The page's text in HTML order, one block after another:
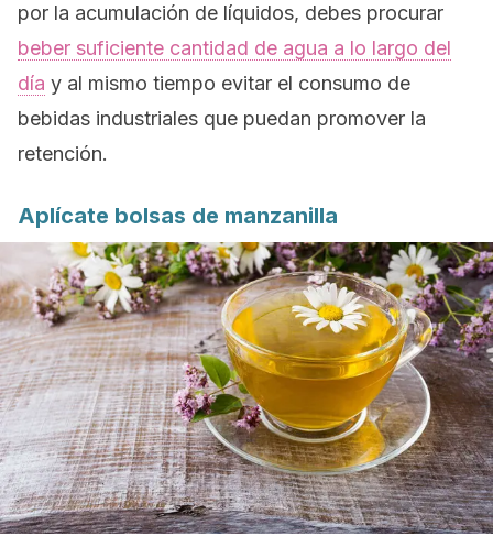
por la acumulación de líquidos, debes procurar
beber suficiente cantidad de agua a lo largo del
día y al mismo tiempo evitar el consumo de
bebidas industriales que puedan promover la
retención.
Aplícate bolsas de manzanilla